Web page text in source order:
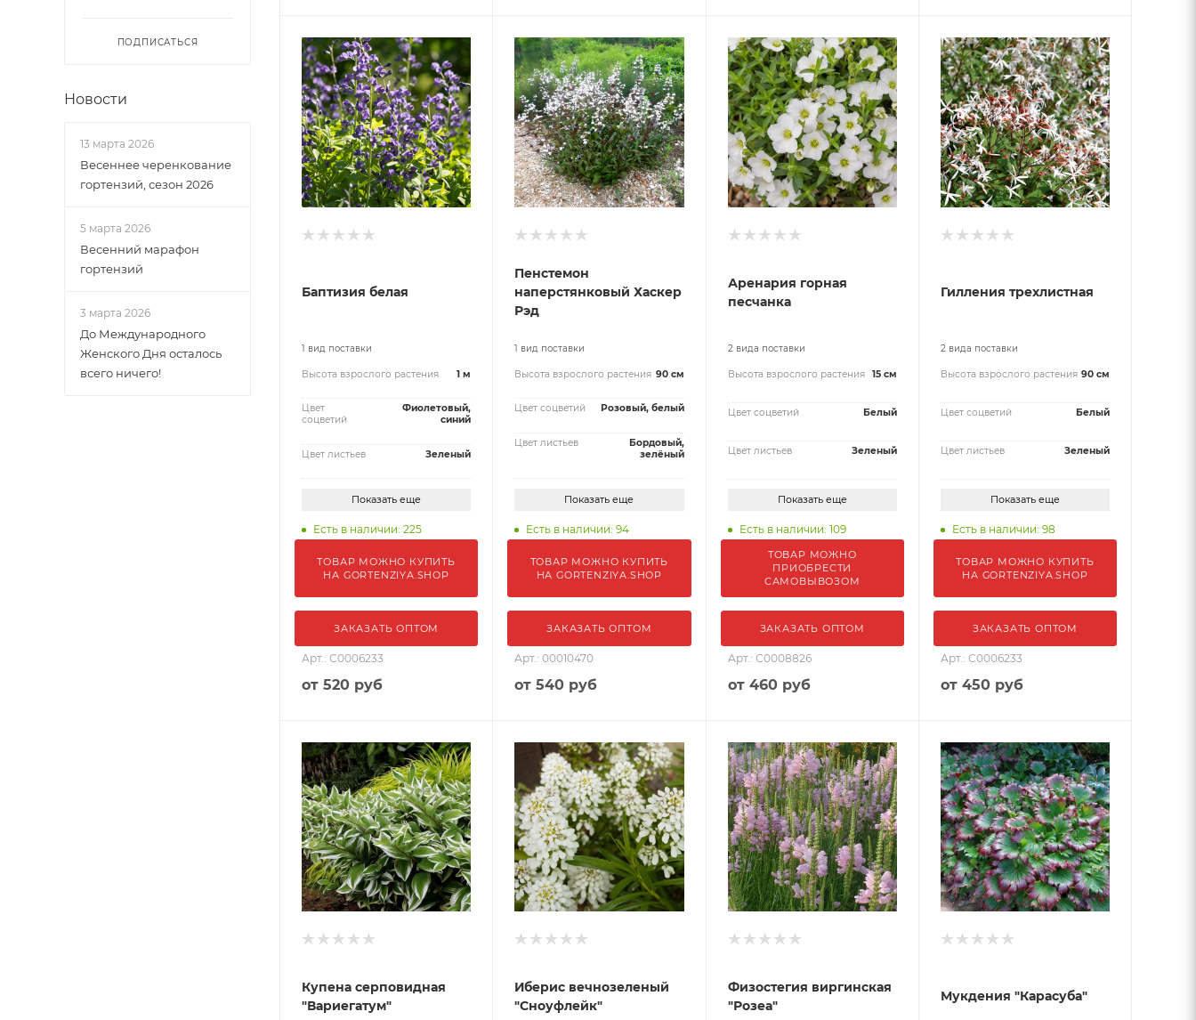
Баптизия белая
1 вид поставки
Высота взрослого растения 1 м
Цвет
соцветий
Фиолетовый,
синий
Цвет листьев Зеленый
Показать еще
Есть в наличии: 225
ТОВАР МОЖНО КУПИТЬ
НА GORTENZIYA.SHOP
ЗАКАЗАТЬ ОПТОМ
Арт.: С0006233
от 520 руб
Пенстемон
наперстянковый Хаскер
Рэд
1 вид поставки
Высота взрослого растения 90 см
Цвет соцветий Розовый, белый
Цвет листьев
Бордовый,
зелёный
Показать еще
Есть в наличии: 94
ТОВАР МОЖНО КУПИТЬ
НА GORTENZIYA.SHOP
ЗАКАЗАТЬ ОПТОМ
Арт.: 00010470
от540 руб
Аренария горная
песчанка
2 вида поставки
Высота взрослого растения 15 см
Цвет соцветий Белый
Цвет листьев Зеленый
Показать еще
Есть в наличии: 109
ТОВАР МОЖНО
ПРИОБРЕСТИ
САМОВЫВОЗОМ
ЗАКАЗАТЬ ОПТОМ
Арт.: С0008826
от 460 руб
Гилления трехлистная
2 вида поставки
Высота взрослого растения 90 см
Цвет соцветий Белый
Цвет листьев Зеленый
Показать еще
Есть в наличии: 98
ТОВАР МОЖНО КУПИТЬ
НА GORTENZIYA.SHOP
ЗАКАЗАТЬ ОПТОМ
Арт.: С0006233
от 450 руб
Купена серповидная
"Вариегатум"
Иберис вечнозеленый
"Сноуфлейк"
Физостегия виргинская
"Розеа"
Мукдения "Карасуба"
ПОДПИСАТЬСЯ
Новости
13 марта 2026
Весеннее черенкование
гортензий, сезон 2026
5 марта 2026
Весенний марафон
гортензий
3 марта 2026
До Международного
Женского Дня осталось
всего ничего!